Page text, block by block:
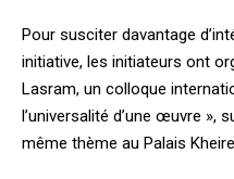
Pour susciter davantage
initiative, les initiateurs ont
Lasram, un colloque
l’universalité d’une œuvre »,
même thème au Palais